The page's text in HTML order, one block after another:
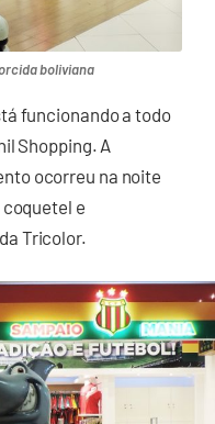
boliviana
funcionando a todo
Shopping. A
ocorreu na noite
e
Tricolor.